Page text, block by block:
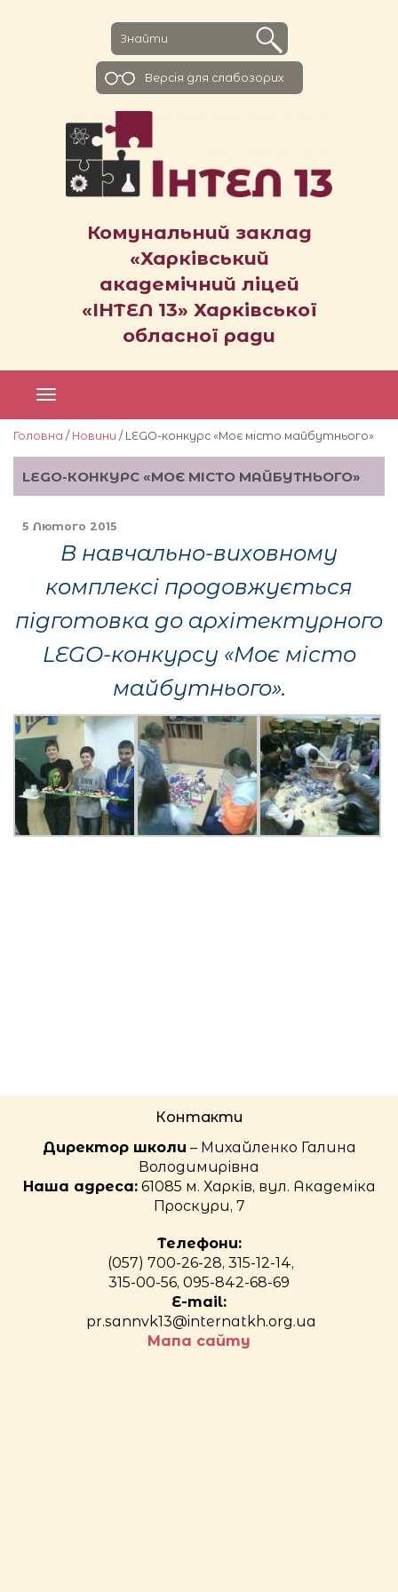
Комунальний заклад
«Харківський
академічний ліцей
«ІНТЕЛ 13» Харківської
обласної ради
Версiя для слабозорих
Головна / Новини / LEGO-конкурс «Моє місто майбутнього»
LEGO-КОНКУРС «МОЄ МІСТО МАЙБУТНЬОГО»
5 Лютого 2015
В навчально-виховному
комплексі продовжується
підготовка до архітектурного
LEGO-конкурсу «Моє місто
майбутнього».
Контакти
Директор школи – Михайленко Галина
Володимирівна
Наша адреса:61085 м. Харків, вул. Академіка
Проскури, 7
Телефони:
(057) 700-26-28, 315-12-14,
315-00-56, 095-842-68-69
E-mail:
pr.sannvk13@internatkh.org.ua
Мапа сайту